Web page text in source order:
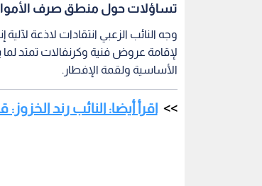
تساؤلات حول منطق صرف
وجه النائب الزعبي انتقادات لاذعة
لإقامة عروض فنية وكرنفالات تمتد
الأساسية ولقمة الإفطار.
اقرأ أيضا: النائب رند